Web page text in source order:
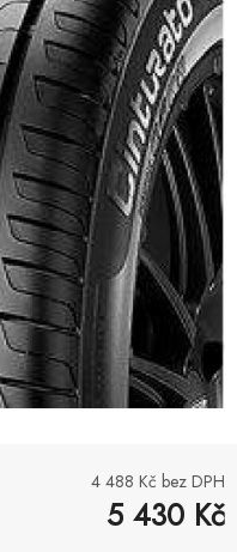
4 488 Kč bez DPH
5 430 Kč